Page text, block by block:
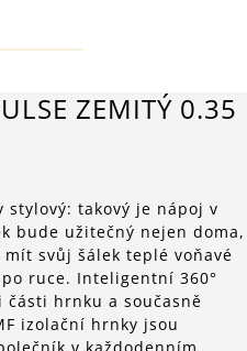
ZEMITÝ 0.35
stylový: takový je nápoj v
bude užitečný nejen doma,
svůj šálek teplé voňavé
ruce. Inteligentní 360°
hrnku a současně
izolační hrnky jsou